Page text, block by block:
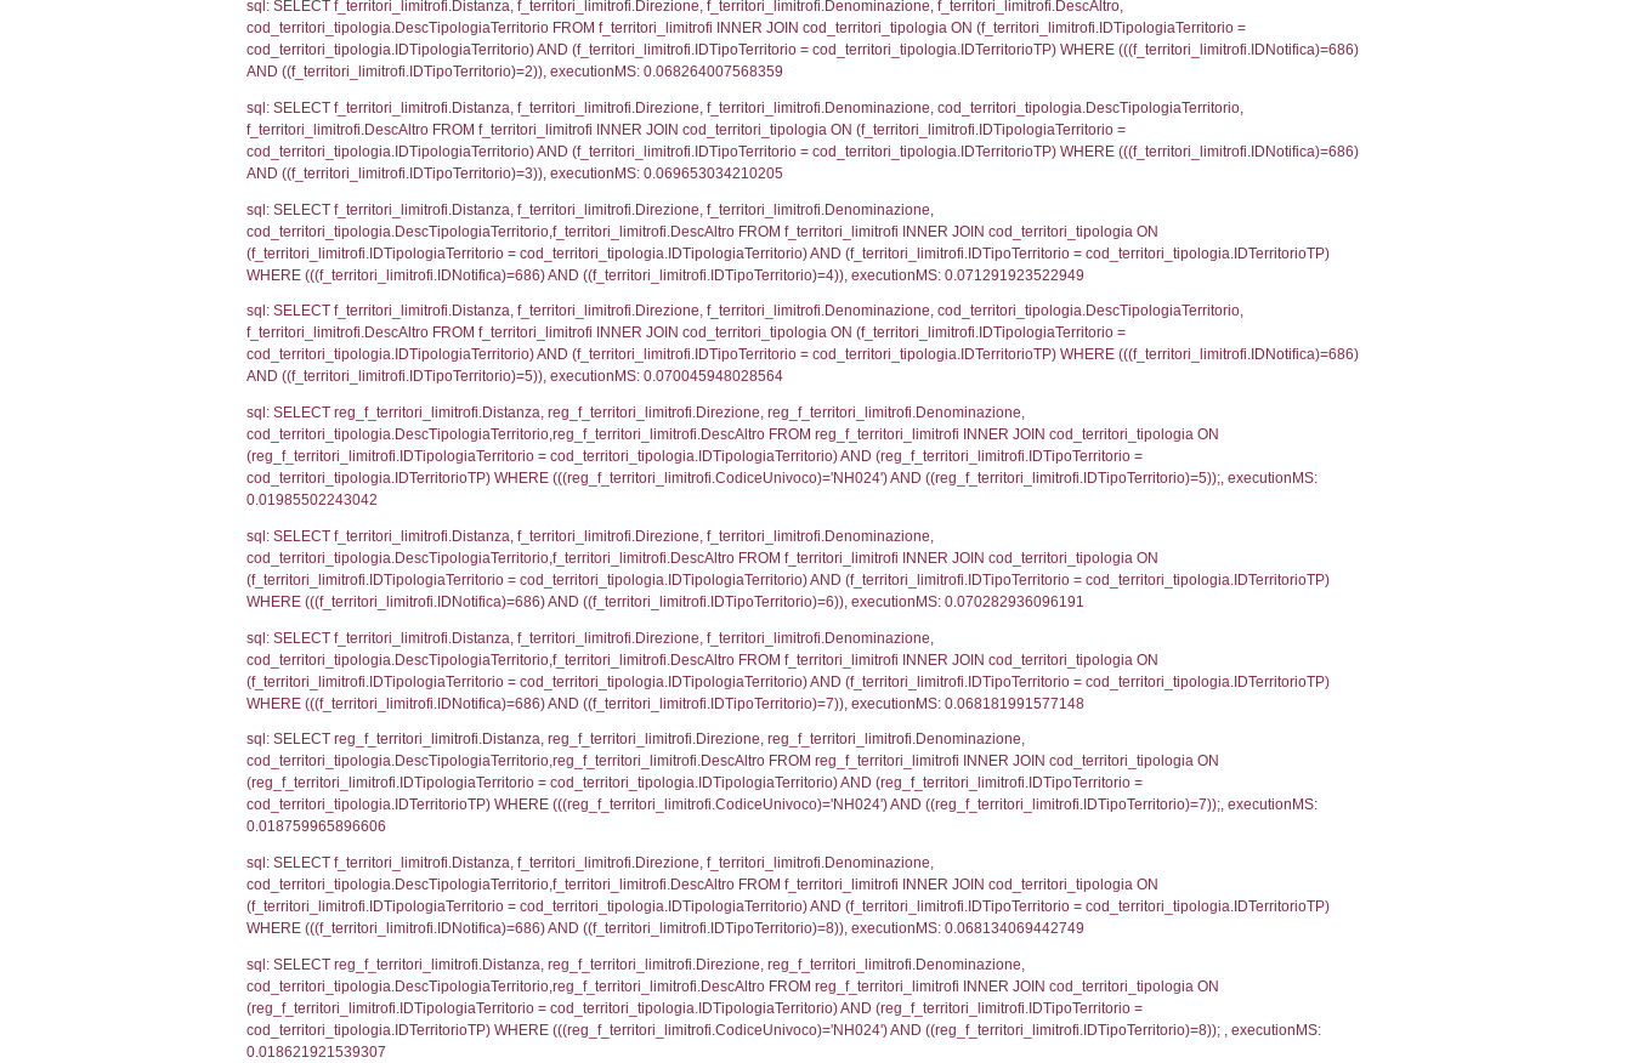
el_regioni.IstRegione) LEFT JOIN el_comuni AS el_comuni_1 ON a1_stabilimento.IstComuneSL =
a1_stabilimento.IstProvinciaSL = el_province_1.IstProvincia) LEFT JOIN el_regioni AS el_regioni_1 ON
IDNotifica=686, executionMS: 0.00057888031005859
sql: SELECT a2p.Cognome, a2p.Nome FROM a2_ruolipersonale a2rp INNER JOIN a2_personale a2p ON
(((a2p.IDNotifica)=686) AND ((a2rp.IDTipoPersonale)=1)), executionMS: 0.0028009414672852
sql: SELECT a2p.Cognome, a2p.Nome FROM a2_ruolipersonale a2rp INNER JOIN a2_personale a2p ON
(((a2p.IDNotifica)=686) AND ((a2rp.IDTipoPersonale)=3)), executionMS: 0.0023059844970703
sql: SELECT Cognome, Nome FROM reg_a2_ruolipersonale INNER JOIN reg_a2_personale ON
WHERE (((reg_a2_personale.CodiceUnivoco)='NH024') AND ((reg_a2_ruolipersonale.IDTipoPersonale)=3)),
sql: SELECT cod_ipa_aoo.des_amm, d1_controlli.IDEnte, d1_controlli.UntAmmTerr, d1_controlli.UffCompetente,
d1_controlli.Comune, d1_controlli.Via, d1_controlli.Cap, d1_controlli.Email, d1_controlli.Pec FROM cod_ipa_aoo INNER
d1_controlli.UntAmmTerr where IDNotifica=686, executionMS: 0.022321939468384
sql: SELECT * FROM d2_autorizzazioni WHERE IDNotifica=686, executionMS: 0.0078868865966797
sql: SELECT Ispezione, IDArticoloComma, Autorita, StatoIspezione, DATE_FORMAT(DataApertura, '%d/%m/%Y') as
executionMS: 0.0005640983581543
sql: SELECT el_nazioni.DescIT, f_confini_stato.Distanza FROM f_confini_stato INNER JOIN el_nazioni ON
f_confini_stato.IDNotifica = 686;, executionMS: 0.00040602684020996
sql: SELECT el_regioni.Regione, el_province.citta, el_comuni.Comune, f_confini.Denominazione FROM f_confini INNER
el_comuni.IstProvincia = el_province.IstProvincia) INNER JOIN el_regioni ON el_province.IstRegione =
el_comuni.IstComune WHERE (((f_confini.IDNotifica)=686));, executionMS: 0.0003659725189209
sql: SELECT group_concat(f_territori_limitrofi.DescAltro SEPARATOR '; ') AS DescAltro,
cod_territori_tipologia ON (f_territori_limitrofi.IDTipologiaTerritorio = cod_territori_tipologia.IDTipologiaTerritorio and
cod_territori_tipologia.IDTerritorioTP ) WHERE ( ((f_territori_limitrofi.IDNotifica) = 686 ) AND
cod_territori_tipologia.DescTipologiaTerritorio, executionMS: 0.05267596244812